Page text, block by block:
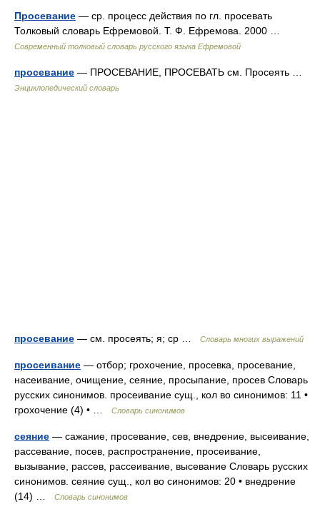
Просевание — ср. процесс действия по гл. просевать
Толковый словарь Ефремовой. Т. Ф. Ефремова. 2000 …
Современный толковый словарь русского языка Ефремовой
просевание — ПРОСЕВАНИЕ, ПРОСЕВАТЬ см. Просеять …
Энциклопедический словарь
просевание — см. просеять; я; ср … Словарь многих выражений
просеивание — отбор; грохочение, просевка, просевание,
насеивание, очищение, сеяние, просыпание, просев Словарь
русских синонимов. просеивание сущ., кол во синонимов: 11 •
грохочение (4) • …
Словарь синонимов
сеяние — сажание, просевание, сев, внедрение, высеивание,
рассевание, посев, распространение, просеивание,
вызывание, рассев, рассеивание, высевание Словарь русских
синонимов. сеяние сущ., кол во синонимов: 20 • внедрение
(14) …
Словарь синонимов